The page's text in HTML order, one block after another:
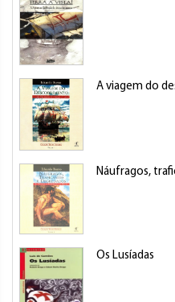
A viagem do
Náufragos,
Os Lusíadas